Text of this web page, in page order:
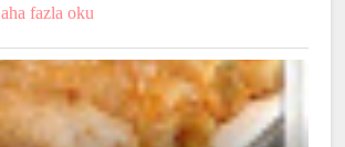
fazla oku